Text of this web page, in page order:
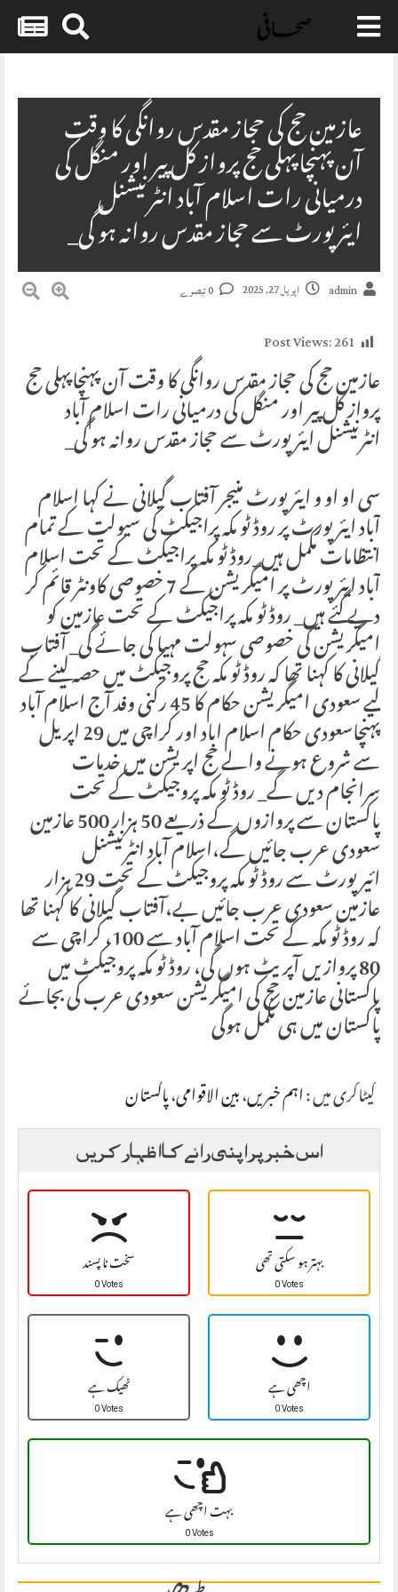
Skip
عازمین حج کی حجاز مقدس روانگی کا وقت
آن پہنچاپہلی حج پرواز کل پیر اور منگل کی
درمیانی رات اسلام آباد انٹرنیشنل
ایئرپورٹ سے حجاز مقدس روانہ ہو گی_
admin اپریل 27, 2025
Post Views:261
عازمین حج کی حجاز مقدس روانگی کا وقت آن پہنچاپہلی حج
پرواز کل پیر اور منگل کی درمیانی رات اسلام آباد
انٹرنیشنل ایئرپورٹ سے حجاز مقدس روانہ ہو گی_
سی او او و ایئرپورٹ منیجر آفتاب گیلانی نے کہا اسلام
آباد ایئرپورٹ پر روڈ ٹو مکہ پراجیکٹ کی سیولت کے تمام
انتظامات مکمل ہیں_روڈ ٹو مکہ پراجیکٹ کے تحت اسلام
آباد ایئرپورٹ پر امیگریشن کے 7 خصوصی کاونٹر قائم کر
دیے گئے ہیں_ روڈ ٹو مکہ پراجیکٹ کے تحت عازمین کو
امیگریشن کی خصوصی سہولت مہیا کی جائے گی_ آفتاب
گیلانی کا کہنا تھا کہ روڈ ٹو مکہ حج پروجیکٹ میں حصہ لینے کے
لیے سعودی امیگریشن حکام کا 45 رکنی وفد آج اسلام آباد
پہنچاسعودی حکام اسلام اباد اور کراچی میں 29 اپریلسے شروع ہونے والے حج اپریشن میں خدمات
سرانجام دیں گے_ روڈ ٹو مکہ پروجیکٹ کے تحتپاکستان سے پروازوں کے ذریعے 50 ہزار 500 عازمینسعودی عرب جائیں گے،اسلام آباد انٹرنیشنلائیرپورٹ سے روڈ ٹو مکہ پروجیکٹ کے تحت 29 ہزار
عازمین سعودی عرب جائیں بے،آفتاب گیلانی کا کہنا تھا
کہ روڈ ٹو مکہ کے تحت اسلام آباد سے 100، کراچی سے
80 پروازیں آپریٹ ہوں گی، روڈ ٹو مکہ پروجیکٹ میں
پاکستانی عازمین حج کی امیگریشن سعودی عرب کی بجائے
پاکستان میں ہی مکمل ہوگی
کیٹاگری میں :اہم خبریں،بین الاقوامی،پاکستان
اس خبر پر اپنی رائے کا اظہار کریں
سخت نا پسند
0 Votes بہتر ہو سکتی تھی
0 Votes
ٹھیک ہے
0 Votes اچھی ہے
0 Votes
بہت اچھی ہے
0 Votes